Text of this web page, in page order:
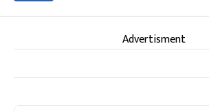
Advertisment